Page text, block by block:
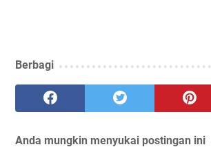
Berbagi
Anda mungkin menyukai postingan ini